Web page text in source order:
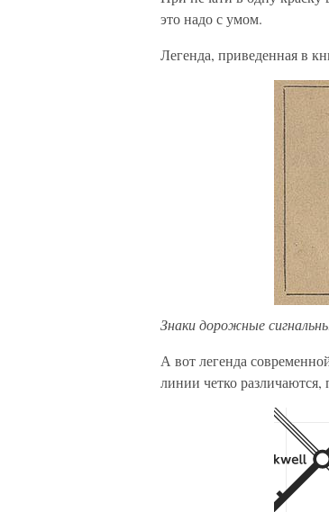
это надо с умом.
Легенда, приведенная в
Знаки дорожные
А вот легенда
линии четко